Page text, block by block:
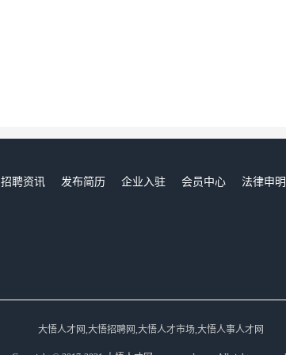
招聘资讯 发布简历 企业入驻 会员中心
法律申明
大悟人才网,大悟招聘网,大悟人才市场,大悟人事人才网